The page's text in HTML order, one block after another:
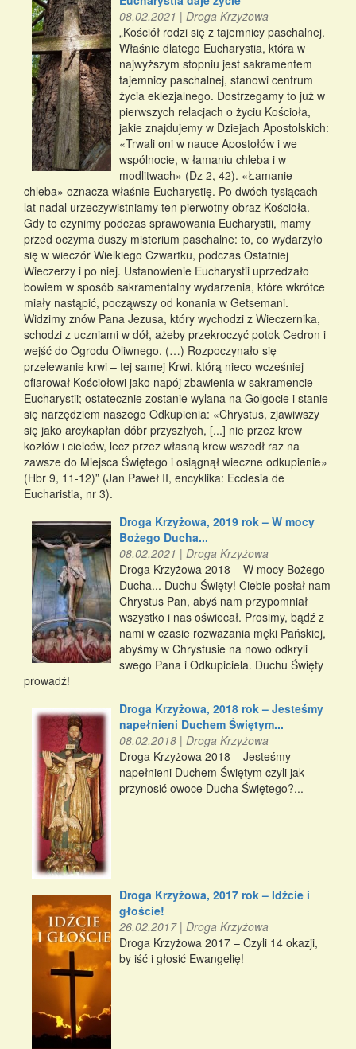
08.02.2021 | Droga Krzyżowa
„Kościół rodzi się z tajemnicy paschalnej.
Właśnie dlatego Eucharystia, która w
najwyższym stopniu jest sakramentem
tajemnicy paschalnej, stanowi centrum
życia eklezjalnego. Dostrzegamy to już w
pierwszych relacjach o życiu Kościoła,
jakie znajdujemy w Dziejach Apostolskich:
«Trwali oni w nauce Apostołów i we
wspólnocie, w łamaniu chleba i w
modlitwach» (Dz 2, 42). «Łamanie
chleba» oznacza właśnie Eucharystię. Po dwóch tysiącach
lat nadal urzeczywistniamy ten pierwotny obraz Kościoła.
Gdy to czynimy podczas sprawowania Eucharystii, mamy
przed oczyma duszy misterium paschalne: to, co wydarzyło
się w wieczór Wielkiego Czwartku, podczas Ostatniej
Wieczerzy i po niej. Ustanowienie Eucharystii uprzedzało
bowiem w sposób sakramentalny wydarzenia, które wkrótce
miały nastąpić, począwszy od konania w Getsemani.
Widzimy znów Pana Jezusa, który wychodzi z Wieczernika,
schodzi z uczniami w dół, ażeby przekroczyć potok Cedron i
wejść do Ogrodu Oliwnego. (…) Rozpoczynało się
przelewanie krwi – tej samej Krwi, którą nieco wcześniej
ofiarował Kościołowi jako napój zbawienia w sakramencie
Eucharystii; ostatecznie zostanie wylana na Golgocie i stanie
się narzędziem naszego Odkupienia: «Chrystus, zjawiwszy
się jako arcykapłan dóbr przyszłych, [...] nie przez krew
kozłów i cielców, lecz przez własną krew wszedł raz na
zawsze do Miejsca Świętego i osiągnął wieczne odkupienie»
(Hbr 9, 11-12)” (Jan Paweł II, encyklika: Ecclesia de
Eucharistia, nr 3).
Droga Krzyżowa, 2019 rok – W mocy
Bożego Ducha...
08.02.2021 | Droga Krzyżowa
Droga Krzyżowa 2018 – W mocy Bożego
Ducha... Duchu Święty! Ciebie posłał nam
Chrystus Pan, abyś nam przypomniał
wszystko i nas oświecał. Prosimy, bądź z
nami w czasie rozważania męki Pańskiej,
abyśmy w Chrystusie na nowo odkryli
swego Pana i Odkupiciela. Duchu Święty
prowadź!
Droga Krzyżowa, 2018 rok – Jesteśmy
napełnieni Duchem Świętym...
08.02.2018 | Droga Krzyżowa
Droga Krzyżowa 2018 – Jesteśmy
napełnieni Duchem Świętym czyli jak
przynosić owoce Ducha Świętego?...
Droga Krzyżowa, 2017 rok – Idźcie i
głoście!
26.02.2017 | Droga Krzyżowa
Droga Krzyżowa 2017 – Czyli 14 okazji,
by iść i głosić Ewangelię!